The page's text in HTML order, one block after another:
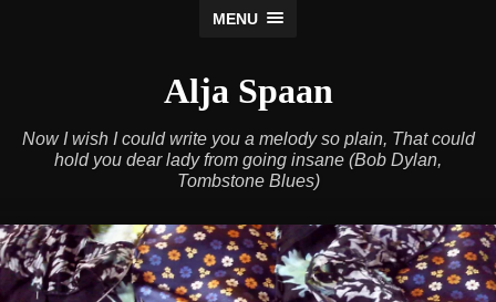
MENU
Alja Spaan
Now I wish I could write you a melody so plain, That could
hold you dear lady from going insane (Bob Dylan,
Tombstone Blues)